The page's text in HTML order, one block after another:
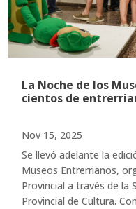
La Noche de los
cientos de
Nov 15, 2025
Se llevó adelante la
Museos Entrerrianos,
Provincial a través de la
Provincial de Cultura.